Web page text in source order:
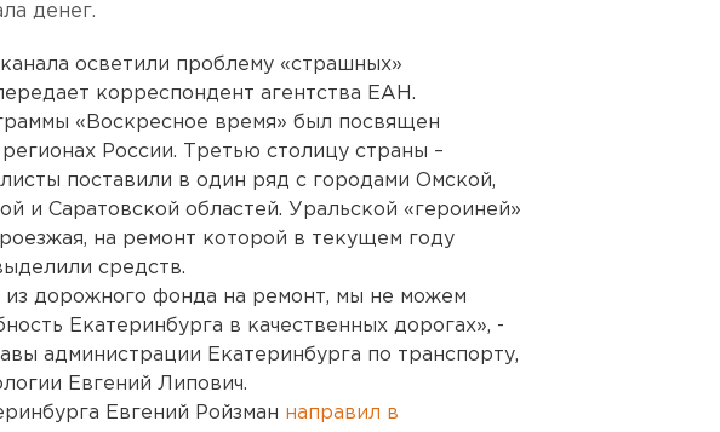
денег.
осветили проблему «страшных»
корреспондент агентства ЕАН.
«Воскресное время» был посвящен
России. Третью столицу страны –
поставили в один ряд с городами Омской,
и Саратовской областей. Уральской «героиней»
на ремонт которой в текущем году
средств.
из дорожного фонда на ремонт, мы не можем
Екатеринбурга в качественных дорогах», -
администрации Екатеринбурга по транспорту,
Евгений Липович.
Евгений Ройзман направил в